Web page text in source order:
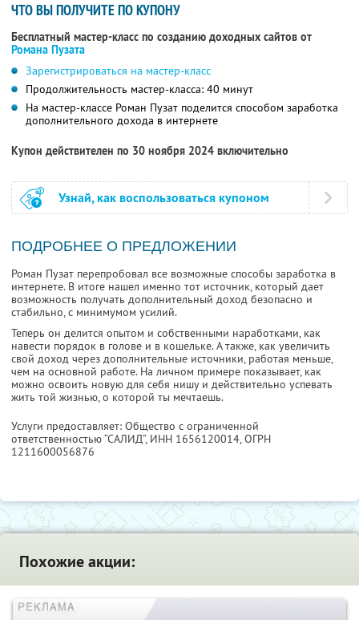
ЧТО ВЫ ПОЛУЧИТЕ ПО КУПОНУ
Бесплатный мастер-класс по созданию доходных сайтов от
Романа Пузата
Зарегистрироваться на мастер-класс
Продолжительность мастер-класса: 40 минут
На мастер-классе Роман Пузат поделится способом заработка
дополнительного дохода в интернете
Купон действителен по 30 ноября 2024 включительно
Узнай, как воспользоваться купоном
ПОДРОБНЕЕ О ПРЕДЛОЖЕНИИ
Роман Пузат перепробовал все возможные способы заработка в
интернете. В итоге нашел именно тот источник, который дает
возможность получать дополнительный доход безопасно и
стабильно, с минимумом усилий.
Теперь он делится опытом и собственными наработками, как
навести порядок в голове и в кошельке. А также, как увеличить
свой доход через дополнительные источники, работая меньше,
чем на основной работе. На личном примере показывает, как
можно освоить новую для себя нишу и действительно успевать
жить той жизнью, о которой ты мечтаешь.
Услуги предоставляет: Общество с ограниченной
ответственностью “САЛИД”, ИНН 1656120014, ОГРН
1211600056876
Похожие акции: